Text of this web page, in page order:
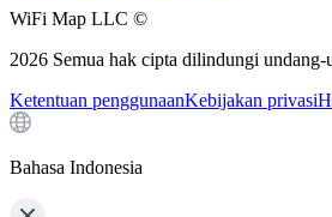
WiFi Map LLC ©
2026 Semua hak cipta dilindungi undang-
Ketentuan penggunaanKebijakan privasi
Bahasa Indonesia